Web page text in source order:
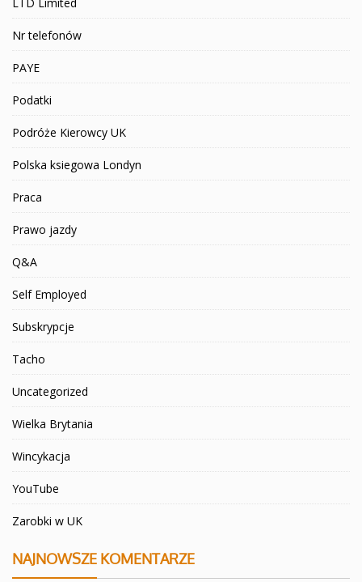
Nr telefonów
PAYE
Podatki
Podróże Kierowcy UK
Polska ksiegowa Londyn
Praca
Prawo jazdy
Q&A
Self Employed
Subskrypcje
Tacho
Uncategorized
Wielka Brytania
Wincykacja
YouTube
Zarobki w UK
NAJNOWSZE KOMENTARZE